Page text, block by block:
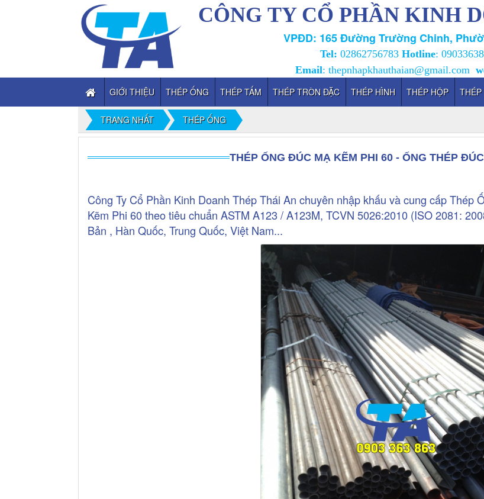
CÔNG TY CỔ PHẦN KINH
VPĐD: 165 Đường Trường Chinh,
Tel: 02862756783 Hotline:
Email: thepnhapkhauthaian@gmail.com
GIỚI THIỆU
THÉP ỐNG THÉP TẤM THÉP TRÒN ĐẶC THÉP HÌNH THÉP HỘP THÉP
TRANG NHẤT THÉP ỐNG
THÉP ỐNG ĐÚC MẠ KẼM PHI 60 - ỐNG THÉP
Công Ty Cổ Phần Kinh Doanh Thép Thái An chuyên nhập khấu và cung cấp
Kẽm Phi 60 theo tiêu chuẩn ASTM A123 / A123M, TCVN 5026:2010 (ISO 2081:
Bản , Hàn Quốc, Trung Quốc, Việt Nam...